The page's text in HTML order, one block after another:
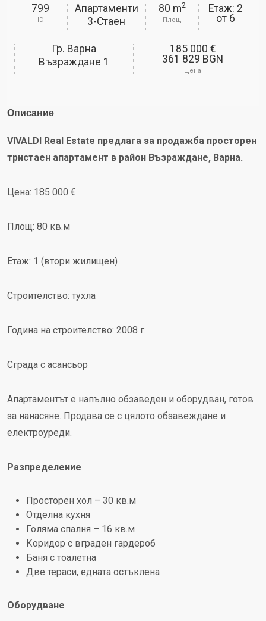
799
ID
Апартаменти
3-Стаен
80 m2
Площ
Етаж: 2
от6
Гр. Варна
Възраждане 1
185 000 €
361 829 BGN
Цена
Описание
VIVALDI Real Estate предлага за продажба просторен
тристаен апартамент в район Възраждане, Варна.
Цена: 185 000 €
Площ: 80 кв.м
Етаж: 1 (втори жилищен)
Строителство: тухла
Година на строителство: 2008 г.
Сграда с асансьор
Апартаментът е напълно обзаведен и оборудван, готов
за нанасяне. Продава се с цялото обзавеждане и
електроуреди.
Разпределение
Просторен хол – 30 кв.м
Отделна кухня
Голяма спалня – 16 кв.м
Коридор с вграден гардероб
Баня с тоалетна
Две тераси, едната остъклена
Оборудване